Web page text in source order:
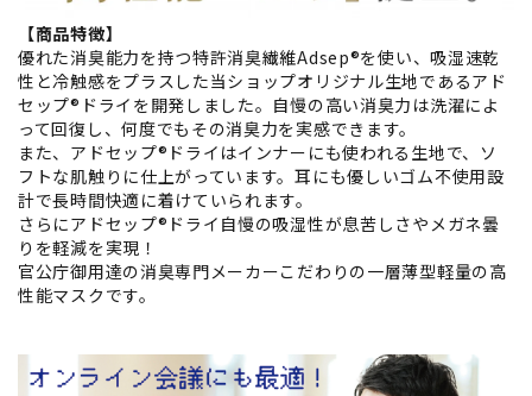
【商品特徴】
優れた消臭能力を持つ特許消臭繊維Adsep®を使い、吸湿速乾
性と冷触感をプラスした当ショップオリジナル生地であるアド
セップ®ドライを開発しました。自慢の高い消臭力は洗濯によ
って回復し、何度でもその消臭力を実感できます。
また、アドセップ®ドライはインナーにも使われる生地で、ソ
フトな肌触りに仕上がっています。耳にも優しいゴム不使用設
計で長時間快適に着けていられます。
さらにアドセップ®ドライ自慢の吸湿性が息苦しさやメガネ曇
りを軽減を実現！
官公庁御用達の消臭専門メーカーこだわりの一層薄型軽量の高
性能マスクです。